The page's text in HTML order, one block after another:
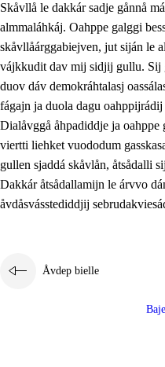
Skåvllå le dakkár sadje gånnå
almmaláhkáj. Oahppe galggi
skåvllåárggabiejven, jut siján le
vájkkudit dav mij sidjij gullu. Sij
duov dáv demokráhtalasj
fágajn ja duola dagu
Dialåvggå åhpadiddje ja oahppe
viertti liehket vuododum
gullen sjaddá skåvlån, åtsådalli
Dakkár åtsådallamijn le árvvo
åvdåsvásstediddjij
Åvdep bielle